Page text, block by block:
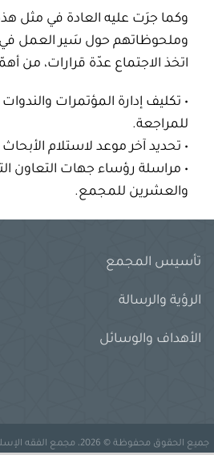
وكما جرَت عليه العادة في مثل
وملحوظاتهم حول سَير العمل في
اتخذ الاجتماع عدّة قرارات، من
• تكليف إدارة المؤتمرات
للمراجعة.
• تحديدآخر موعد لاستلام الأبحاث
• مراسلةرؤساء جهات التعاون
والعشرين للمجمع.
تأسيس المجمع
الرؤية والرسالة
الأهداف والوسائل
جميع الحقوق محفوظة © 2026، مجمع الفقه الإسلامي الدولي